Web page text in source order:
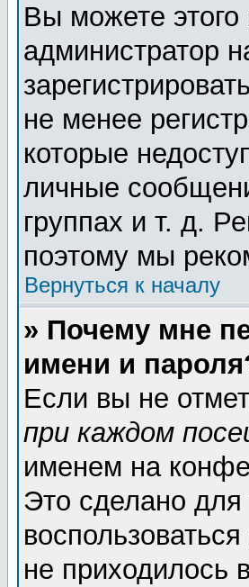
Вы можете этого
администратор
не менее
которые
личные
группах и т. д.
поэтому мы
Вернуться к началу
» Почему мне
имени и
Если вы не
при каждом
именем на
Это сделано для
не приходилось